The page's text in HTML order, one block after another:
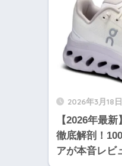
2026年3月18日
【2026年最
徹底解剖！
アが本音レビ